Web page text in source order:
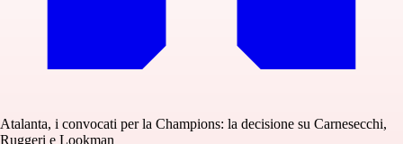
Atalanta, i convocati per la Champions: la decisione su Carnesecchi,
Ruggeri e Lookman